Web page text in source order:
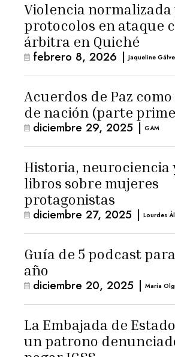
Violencia normalizada
protocolos en ataque
árbitra en Quiché
febrero 8, 2026 | Jaqueline
Acuerdos de Paz
de nación (parte
diciembre 29, 2025 | GAM
Historia, neurociencia
libros sobre mujeres
protagonistas
diciembre 27, 2025 | Lourdes
Guía de 5 podcast
año
diciembre 20, 2025 | María
La Embajada de
un patrono